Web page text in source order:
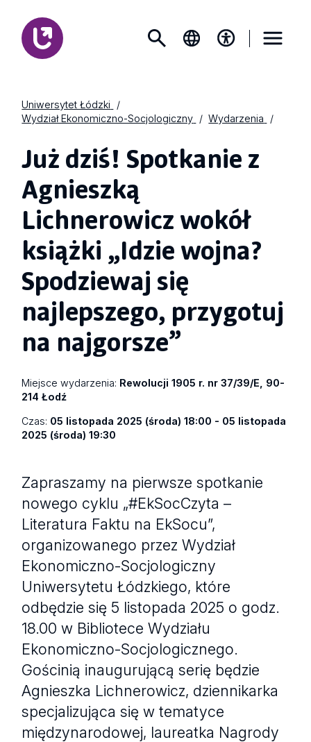
Uniwersytet Łódzki
Wydział Ekonomiczno-Socjologiczny
Wydarzenia
Już dziś! Spotkanie z
Agnieszką
Lichnerowicz wokół
książki „Idzie wojna?
Spodziewaj się
najlepszego, przygotuj
na najgorsze”
Miejsce wydarzenia: Rewolucji 1905 r. nr 37/39/E, 90-
214 Łodź
Czas: 05 listopada 2025 (środa) 18:00 - 05 listopada
2025 (środa) 19:30
Zapraszamy na pierwsze spotkanie
nowego cyklu „#EkSocCzyta –
Literatura Faktu na EkSocu”,
organizowanego przez Wydział
Ekonomiczno-Socjologiczny
Uniwersytetu Łódzkiego, które
odbędzie się 5 listopada 2025 o godz.
18.00 w Bibliotece Wydziału
Ekonomiczno-Socjologicznego.
Gościnią inaugurującą serię będzie
Agnieszka Lichnerowicz, dziennikarka
specjalizująca się w tematyce
międzynarodowej, laureatka Nagrody